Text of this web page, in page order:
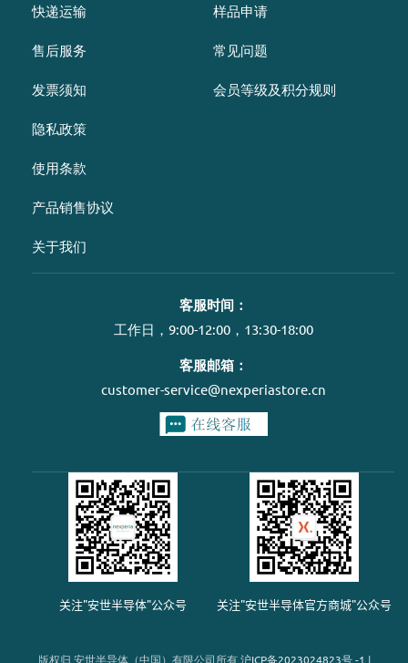
快递运输
售后服务
发票须知
样品申请
常见问题
会员等级及积分规则
隐私政策
使用条款
产品销售协议
关于我们
客服时间：
工作日，9:00-12:00，13:30-18:00
客服邮箱：
customer-service@nexperiastore.cn
关注"安世半导体"公众号 关注"安世半导体官方商城"公众号
版权归 安世半导体（中国）有限公司所有沪ICP备2023024823号 -1 |